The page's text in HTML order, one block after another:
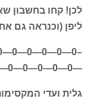
לכן! קחו בחשבון
ליפן (וכנראה גם
—0—0—0—0—0—0—0—0–
גלית ועדי